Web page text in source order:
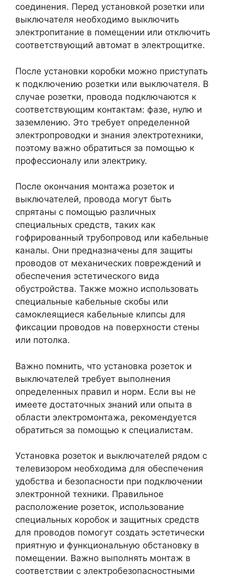
соединения. Перед установкой розетки или
выключателя необходимо выключить
электропитание в помещении или отключить
соответствующий автомат в электрощитке.
После установки коробки можно приступать
к подключению розетки или выключателя. В
случае розетки, провода подключаются к
соответствующим контактам: фазе, нулю и
заземлению. Это требует определенной
электропроводки и знания электротехники,
поэтому важно обратиться за помощью к
профессионалу или электрику.
После окончания монтажа розеток и
выключателей, провода могут быть
спрятаны с помощью различных
специальных средств, таких как
гофрированный трубопровод или кабельные
каналы. Они предназначены для защиты
проводов от механических повреждений и
обеспечения эстетического вида
обустройства. Также можно использовать
специальные кабельные скобы или
самоклеящиеся кабельные клипсы для
фиксации проводов на поверхности стены
или потолка.
Важно помнить, что установка розеток и
выключателей требует выполнения
определенных правил и норм. Если вы не
имеете достаточных знаний или опыта в
области электромонтажа, рекомендуется
обратиться за помощью к специалистам.
Установка розеток и выключателей рядом с
телевизором необходима для обеспечения
удобства и безопасности при подключении
электронной техники. Правильное
расположение розеток, использование
специальных коробок и защитных средств
для проводов помогут создать эстетически
приятную и функциональную обстановку в
помещении. Важно выполнять монтаж в
соответствии с электробезопасностными